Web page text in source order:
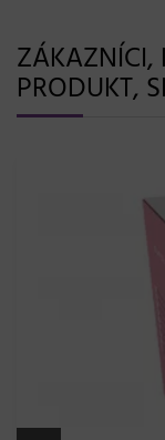
ZÁKAZNÍCI,
PRODUKT,